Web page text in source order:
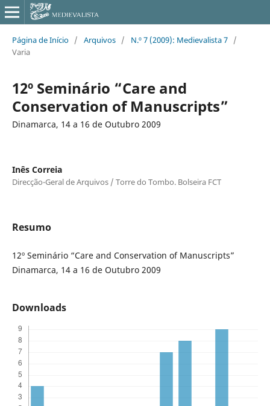
Página de Início / Arquivos / N.º 7 (2009): Medievalista 7 /
Varia
12º Seminário “Care and
Conservation of Manuscripts”
Dinamarca, 14 a 16 de Outubro 2009
Inês Correia
Direcção-Geral de Arquivos / Torre do Tombo. Bolseira FCT
Resumo
12º Seminário “Care and Conservation of Manuscripts”
Dinamarca, 14 a 16 de Outubro 2009
Downloads